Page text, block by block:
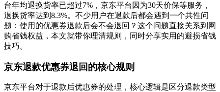
台年均退换货率已超过7%，京东平台因为30天价保等服务，
退换货率达到8.3%。不少用户在退款后都会遇到一个共性问
题：使用的优惠券退款后会不会退回？这个问题直接关系到网
购省钱权益，本文就带你理清规则，同时分享实用的避损省钱
技巧。
京东退款优惠券退回的核心规则
京东平台对于退款后优惠券的处理，核心逻辑是区分退款类型